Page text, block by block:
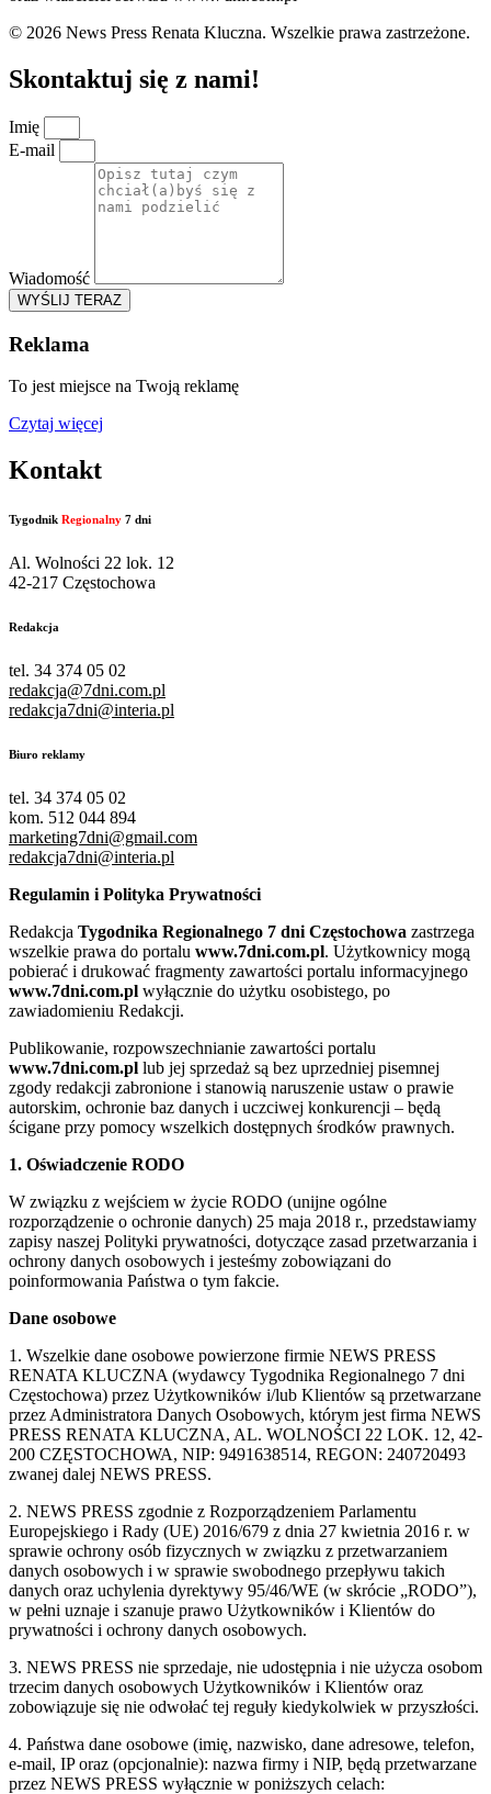
© 2026 News Press Renata Kluczna. Wszelkie prawa zastrzeżone.
Skontaktuj się z nami!
Imię
E-mail
Wiadomość
WYŚLIJ TERAZ
Reklama
To jest miejsce na Twoją reklamę
Czytaj więcej
Kontakt
Tygodnik Regionalny 7 dni
Al. Wolności 22 lok. 12
42-217 Częstochowa
Redakcja
tel. 34 374 05 02
redakcja@7dni.com.pl
redakcja7dni@interia.pl
Biuro reklamy
tel. 34 374 05 02
kom. 512 044 894
marketing7dni@gmail.com
redakcja7dni@interia.pl
Regulamin i Polityka Prywatności
Redakcja Tygodnika Regionalnego 7 dni Częstochowa zastrzega
wszelkie prawa do portalu www.7dni.com.pl. Użytkownicy mogą
pobierać i drukować fragmenty zawartości portalu informacyjnego
www.7dni.com.pl wyłącznie do użytku osobistego, po
zawiadomieniu Redakcji.
Publikowanie, rozpowszechnianie zawartości portalu
www.7dni.com.pl lub jej sprzedaż są bez uprzedniej pisemnej
zgody redakcji zabronione i stanowią naruszenie ustaw o prawie
autorskim, ochronie baz danych i uczciwej konkurencji – będą
ścigane przy pomocy wszelkich dostępnych środków prawnych.
1. Oświadczenie RODO
W związku z wejściem w życie RODO (unijne ogólne
rozporządzenie o ochronie danych) 25 maja 2018 r., przedstawiamy
zapisy naszej Polityki prywatności, dotyczące zasad przetwarzania i
ochrony danych osobowych i jesteśmy zobowiązani do
poinformowania Państwa o tym fakcie.
Dane osobowe
1. Wszelkie dane osobowe powierzone firmie NEWS PRESS
RENATA KLUCZNA (wydawcy Tygodnika Regionalnego 7 dni
Częstochowa) przez Użytkowników i/lub Klientów są przetwarzane
przez Administratora Danych Osobowych, którym jest firma NEWS
PRESS RENATA KLUCZNA, AL. WOLNOŚCI 22 LOK. 12, 42-
200 CZĘSTOCHOWA, NIP: 9491638514, REGON: 240720493
zwanej dalej NEWS PRESS.
2. NEWS PRESS zgodnie z Rozporządzeniem Parlamentu
Europejskiego i Rady (UE) 2016/679 z dnia 27 kwietnia 2016 r. w
sprawie ochrony osób fizycznych w związku z przetwarzaniem
danych osobowych i w sprawie swobodnego przepływu takich
danych oraz uchylenia dyrektywy 95/46/WE (w skrócie „RODO”),
w pełni uznaje i szanuje prawo Użytkowników i Klientów do
prywatności i ochrony danych osobowych.
3. NEWS PRESS nie sprzedaje, nie udostępnia i nie użycza osobom
trzecim danych osobowych Użytkowników i Klientów oraz
zobowiązuje się nie odwołać tej reguły kiedykolwiek w przyszłości.
4. Państwa dane osobowe (imię, nazwisko, dane adresowe, telefon,
e-mail, IP oraz (opcjonalnie): nazwa firmy i NIP, będą przetwarzane
przez NEWS PRESS wyłącznie w poniższych celach: